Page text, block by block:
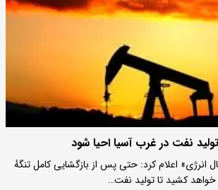
انرژی» اعلام کرد: حتی پس از بازگشایی کامل تنگهٔ